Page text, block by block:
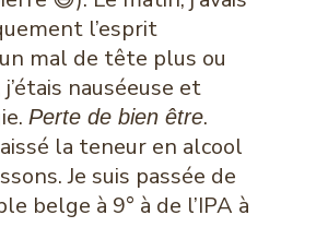
l’esprit
mal de tête plus ou
nauséeuse et
Perte de bien être.
la teneur en alcool
Je suis passée de
belge à 9° à de l’IPA à